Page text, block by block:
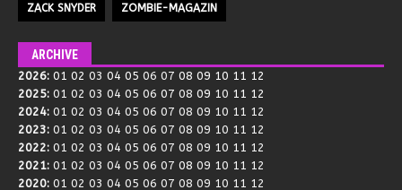
ZACK SNYDER ZOMBIE-MAGAZIN
ARCHIVE
2026: 01 02 03 04 05 06 07 08 09 10 11 12
2025: 01 02 03 04 05 06 07 08 09 10 11 12
2024: 01 02 03 04 05 06 07 08 09 10 11 12
2023: 01 02 03 04 05 06 07 08 09 10 11 12
2022: 01 02 03 04 05 06 07 08 09 10 11 12
2021: 01 02 03 04 05 06 07 08 09 10 11 12
2020: 01 02 03 04 05 06 07 08 09 10 11 12